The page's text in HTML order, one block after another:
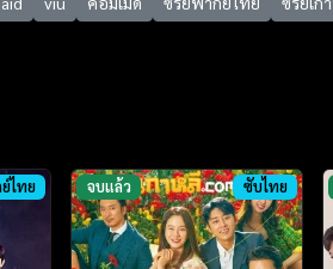
ไทย จบแล้ว ซับไทย